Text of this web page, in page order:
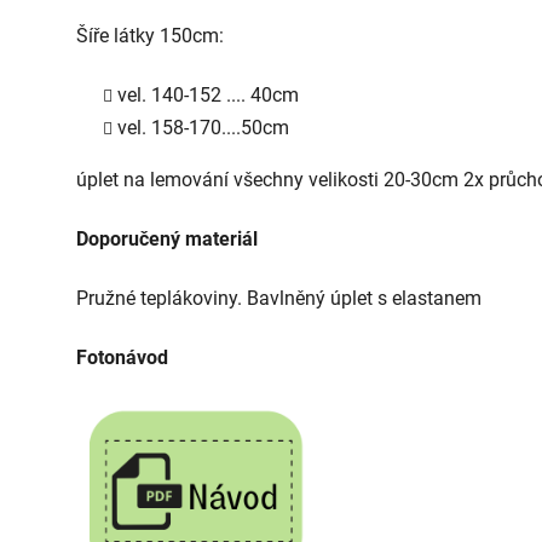
Šíře látky 150cm:
vel. 140-152 .... 40cm
vel. 158-170....50cm
úplet na lemování všechny velikosti 20-30cm 2x
Doporučený materiál
Pružné teplákoviny. Bavlněný úplet s elastanem
Fotonávod